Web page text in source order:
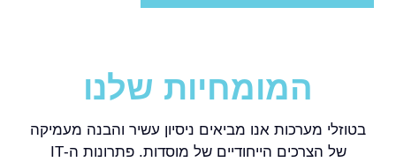
המומחיות שלנו
בטוזלי מערכות אנו מביאים ניסיון עשיר והבנה מעמיקה
של הצרכים הייחודיים של מוסדות. פתרונות ה-IT